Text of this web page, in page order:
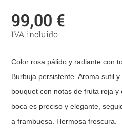
99,00 €
IVA incluido
Color rosa pálido y radiante con
Burbuja persistente. Aroma sutil
bouquet con notas de fruta roja y
boca es preciso y elegante,
a frambuesa. Hermosa frescura.